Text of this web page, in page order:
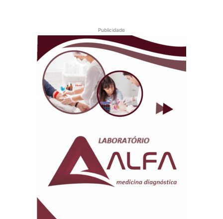
Publicidade